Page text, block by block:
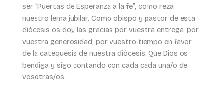
ser “Puertas de Esperanza a la fe”, como reza
nuestro lema jubilar. Como obispo y pastor de esta
diócesis os doy las gracias por vuestra entrega, por
vuestra generosidad, por vuestro tiempo en favor
de la catequesis de nuestra diócesis. Que Dios os
bendiga y sigo contando con cada cada una/o de
vosotras/os.